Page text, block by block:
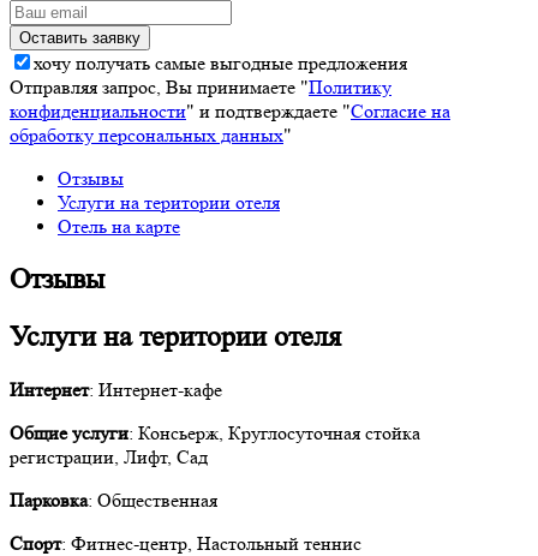
хочу получать самые выгодные предложения
Отправляя запрос, Вы принимаете "Политику
конфиденциальности" и подтверждаете "Согласие на
обработку персональных данных"
Отзывы
Услуги на територии отеля
Отель на карте
Отзывы
Услуги на територии отеля
Интернет: Интернет-кафе
Общие услуги: Консьерж, Круглосуточная стойка
регистрации, Лифт, Сад
Парковка: Общественная
Спорт: Фитнес-центр, Настольный теннис